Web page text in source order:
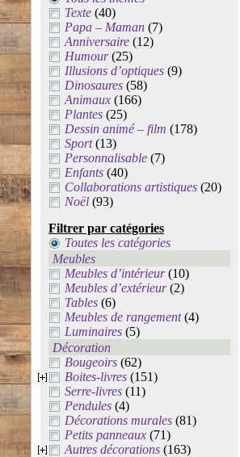
Texte (40)
Papa – Maman (7)
Anniversaire (12)
Humour(25)
Illusions d’optiques (9)
Dinosaures (58)
Animaux (166)
Plantes (25)
Dessin animé – film (178)
Sport(13)
Personnalisable (7)
Enfants (40)
Collaborations artistiques (20)
Noël (93)
Filtrer par catégories
Toutes les catégories
Meubles
Meubles d’intérieur(10)
Meubles d’extérieur(2)
Tables (6)
Meubles de rangement(4)
Luminaires (5)
Décoration
Bougeoirs (62)
Boites-livres (151)
Serre-livres (11)
Pendules (4)
Décorations murales (81)
Petits panneaux (71)
Autres décorations (163)